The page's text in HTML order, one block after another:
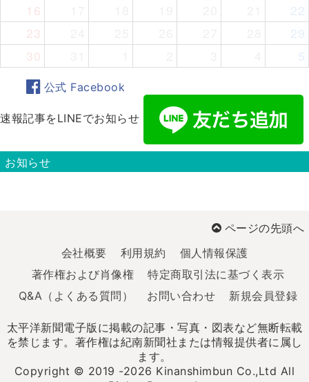
16
22
23
29
30
5
公式 Facebook
速報記事をLINEでお知らせ
お知らせ
ページの先頭へ
会社概要
利用規約
個人情報保護
著作権および肖像権
特定商取引法に基づく表示
Q&A（よくある質問）
お問い合わせ 新規会員登録
太平洋新聞電子版に掲載の記事・写真・図表など無断転載
を禁じます。著作権は紀南新聞社または情報提供者に属し
ます。
Copyright © 2019 -2026 Kinanshimbun Co.,Ltd All